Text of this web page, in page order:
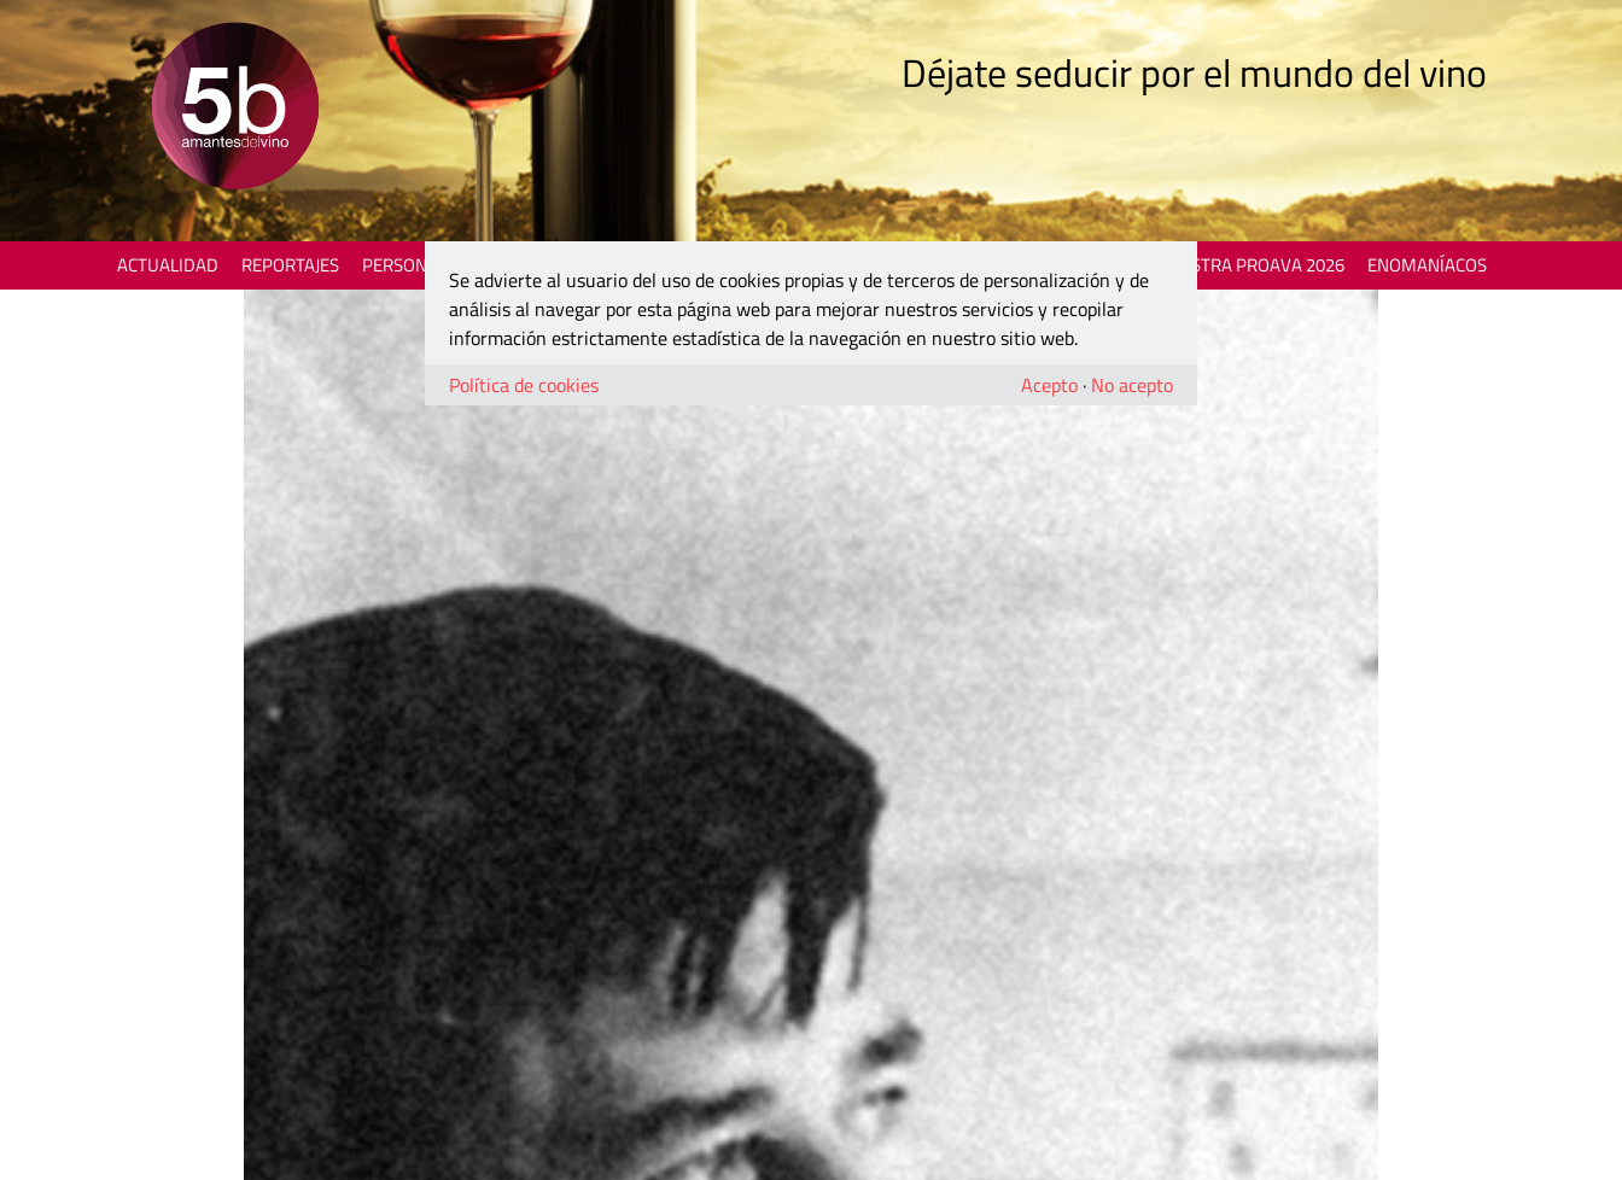
Déjate seducir por el mundo del vino
ACTUALIDAD REPORTAJES PERSONAJES MOSTRA PROAVA 2026 ENOMANÍACOS
Se advierte al usuario del uso de cookies propias y de terceros de personalización y de
análisis al navegar por esta página web para mejorar nuestros servicios y recopilar
información estrictamente estadística de la navegación en nuestro sitio web.
Política de cookies
Acepto · No acepto